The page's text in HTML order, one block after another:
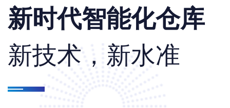
新时代智能化仓库
新技术，新水准